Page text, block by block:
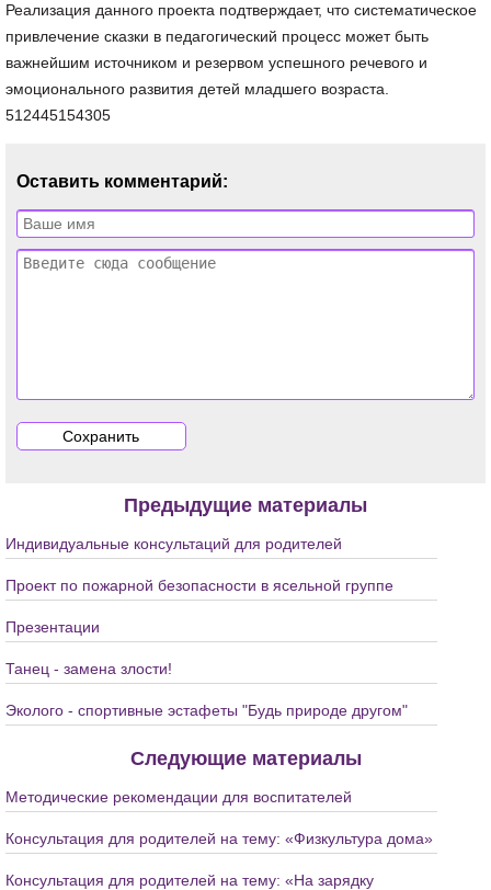
Оставить комментарий:
Предыдущие материалы
Индивидуальные консультаций для родителей
Проект по пожарной безопасности в ясельной группе
Презентации
Танец - замена злости!
Эколого - спортивные эстафеты "Будь природе другом"
Следующие материалы
Методические рекомендации для воспитателей
Консультация для родителей на тему: «Физкультура дома»
Консультация для родителей на тему: «На зарядку